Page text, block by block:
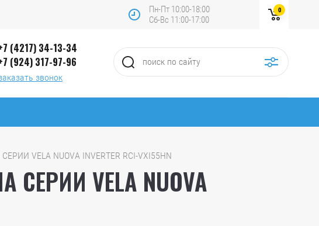
Пн-Пт 10:00-18:00
Сб-Вс 11:00-17:00
0
(4217) 34-13-34
(924) 317-97-96
звонок
VELA NUOVA INVERTER RCI-VXI55HN
VELA NUOVA